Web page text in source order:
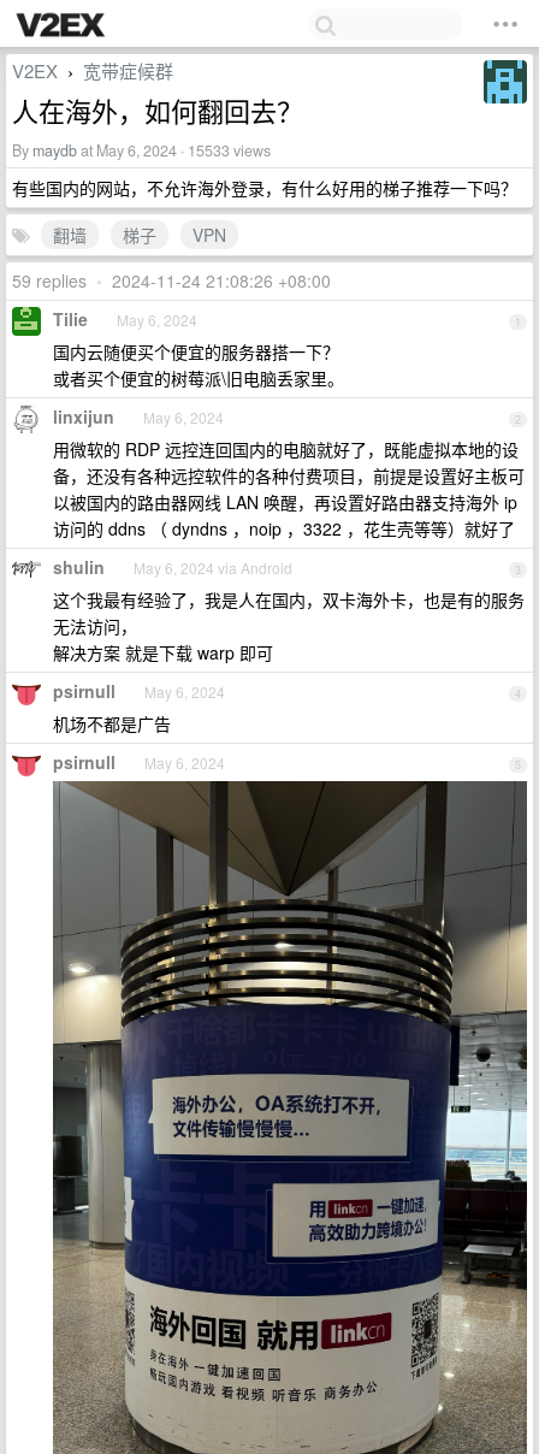
V2EX › 宽带症候群
人在海外，如何翻回去？
By maydbat May 6, 2024 · 15533 views
有些国内的网站，不允许海外登录，有什么好用的梯子推荐一下吗？
翻墙
梯子
VPN
59 replies • 2024-11-24 21:08:26 +08:00
1
Tilie May 6, 2024
国内云随便买个便宜的服务器搭一下？
或者买个便宜的树莓派\旧电脑丢家里。
2
linxijun May 6, 2024
用微软的 RDP 远控连回国内的电脑就好了，既能虚拟本地的设
备，还没有各种远控软件的各种付费项目，前提是设置好主板可
以被国内的路由器网线 LAN 唤醒，再设置好路由器支持海外 ip
访问的 ddns （ dyndns ，noip ，3322 ，花生壳等等）就好了
3
shulin May 6, 2024 via Android
这个我最有经验了，我是人在国内，双卡海外卡，也是有的服务
无法访问，
解决方案 就是下载 warp 即可
4
psirnull May 6, 2024
机场不都是广告
5
psirnull May 6, 2024